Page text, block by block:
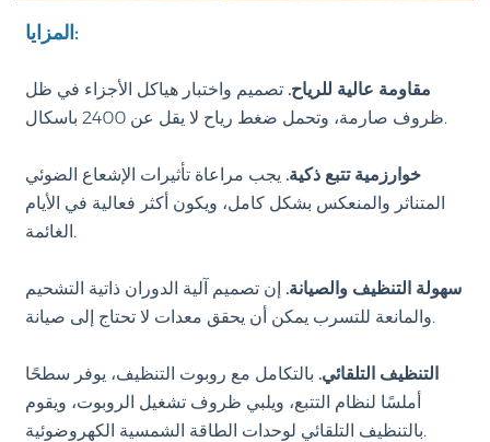
المزايا:
مقاومة عالية للرياح. تصميم واختبار هياكل الأجزاء في ظل
ظروف صارمة، وتحمل ضغط رياح لا يقل عن 2400 باسكال.
خوارزمية تتبع ذكية. يجب مراعاة تأثيرات الإشعاع الضوئي
المتناثر والمنعكس بشكل كامل، ويكون أكثر فعالية في الأيام
الغائمة.
سهولة التنظيف والصيانة. إن تصميم آلية الدوران ذاتية التشحيم
والمانعة للتسرب يمكن أن يحقق معدات لا تحتاج إلى صيانة.
التنظيف التلقائي. بالتكامل مع روبوت التنظيف، يوفر سطحًا
أملسًا لنظام التتبع، ويلبي ظروف تشغيل الروبوت، ويقوم
بالتنظيف التلقائي لوحدات الطاقة الشمسية الكهروضوئية.